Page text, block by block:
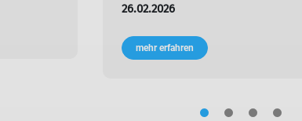
26.02.2026
mehr erfahren